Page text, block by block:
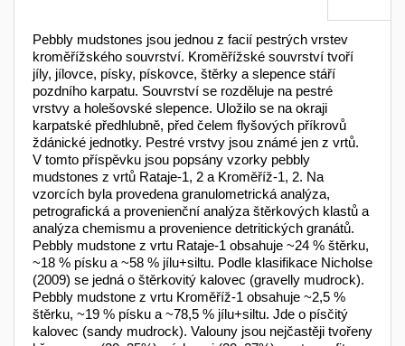
Pebbly mudstones jsou jednou z facií pestrých vrstev
kroměřížského souvrství. Kroměřížské souvrství tvoří
jíly, jílovce, písky, pískovce, štěrky a slepence stáří
pozdního karpatu. Souvrství se rozděluje na pestré
vrstvy a holešovské slepence. Uložilo se na okraji
karpatské předhlubně, před čelem flyšových příkrovů
ždánické jednotky. Pestré vrstvy jsou známé jen z vrtů.
V tomto příspěvku jsou popsány vzorky pebbly
mudstones z vrtů Rataje-1, 2 a Kroměříž-1, 2. Na
vzorcích byla provedena granulometrická analýza,
petrografická a provenienční analýza štěrkových klastů a
analýza chemismu a provenience detritických granátů.
Pebbly mudstone z vrtu Rataje-1 obsahuje ~24 % štěrku,
~18 % písku a ~58 % jílu+siltu. Podle klasifikace Nicholse
(2009) se jedná o štěrkovitý kalovec (gravelly mudrock).
Pebbly mudstone z vrtu Kroměříž-1 obsahuje ~2,5 %
štěrku, ~19 % písku a ~78,5 % jílu+siltu. Jde o písčitý
kalovec (sandy mudrock). Valouny jsou nejčastěji tvořeny